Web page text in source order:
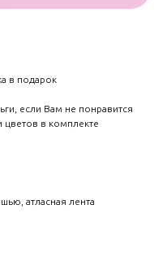
в подарок
если Вам не понравится
в комплекте
атласная лента